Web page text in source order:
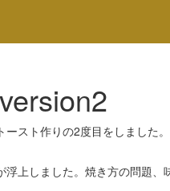
スト作りの2度目をしました。
上しました。焼き方の問題